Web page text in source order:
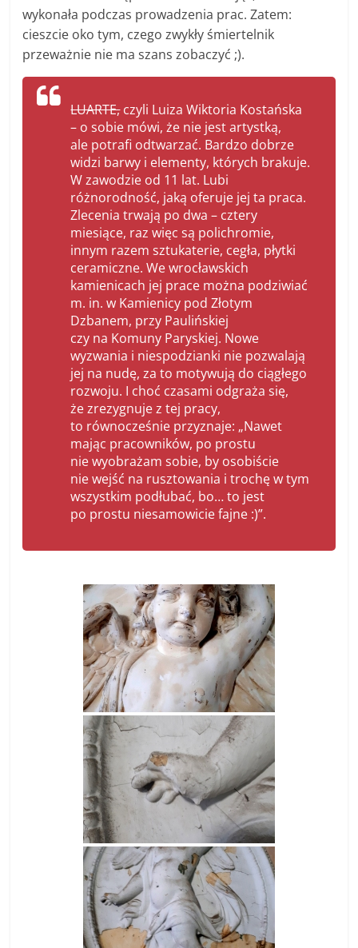
wykonała podczas prowadzenia prac. Zatem:
cieszcie oko tym, czego zwykły śmiertelnik
przeważnie nie ma szans zobaczyć ;).
LUARTE,czyli Luiza Wiktoria Kostańska
– o sobie mówi, że nie jest artystką,
ale potrafi odtwarzać. Bardzo dobrze
widzi barwy i elementy, których brakuje.
W zawodzie od 11 lat. Lubi
różnorodność, jaką oferuje jej ta praca.
Zlecenia trwają po dwa – cztery
miesiące, raz więc są polichromie,
innym razem sztukaterie, cegła, płytki
ceramiczne. We wrocławskich
kamienicach jej prace można podziwiać
m. in. w Kamienicy pod Złotym
Dzbanem, przy Paulińskiej
czy na Komuny Paryskiej. Nowe
wyzwania i niespodzianki nie pozwalają
jej na nudę, za to motywują do ciągłego
rozwoju. I choć czasami odgraża się,
że zrezygnuje z tej pracy,
to równocześnie przyznaje: „Nawet
mając pracowników, po prostu
nie wyobrażam sobie, by osobiście
nie wejść na rusztowania i trochę w tym
wszystkim podłubać, bo… to jest
po prostu niesamowicie fajne :)”.